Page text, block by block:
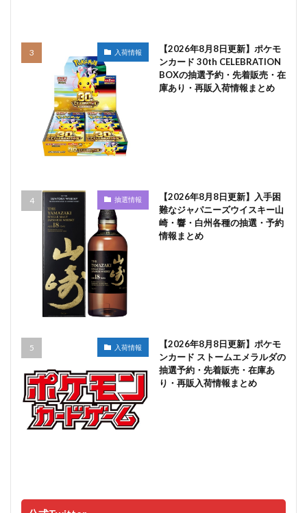
入荷情報
【2026年8月8日更新】ポケモ
ンカード 30th CELEBRATION
BOXの抽選予約・先着販売・在
庫あり・再販入荷情報まとめ
抽選情報
【2026年8月8日更新】入手困
難なジャパニーズウイスキー山
崎・響・白州各種の抽選・予約
情報まとめ
入荷情報
【2026年8月8日更新】ポケモ
ンカード ストームエメラルダの
抽選予約・先着販売・在庫あ
り・再販入荷情報まとめ